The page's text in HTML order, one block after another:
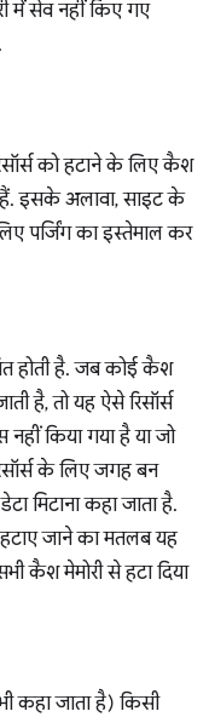
में सेव नहीं किए गए
को हटाने के लिए कैश
हैं. इसके अलावा, साइट के
पर्जिंग का इस्तेमाल कर
होती है. जब कोई कैश
है, तो यह ऐसे रिसॉर्स
किया गया है या जो
के लिए जगह बन
मिटाना कहा जाता है.
जाने का मतलब यह
कैश मेमोरी से हटा दिया
कहा जाता है) किसी